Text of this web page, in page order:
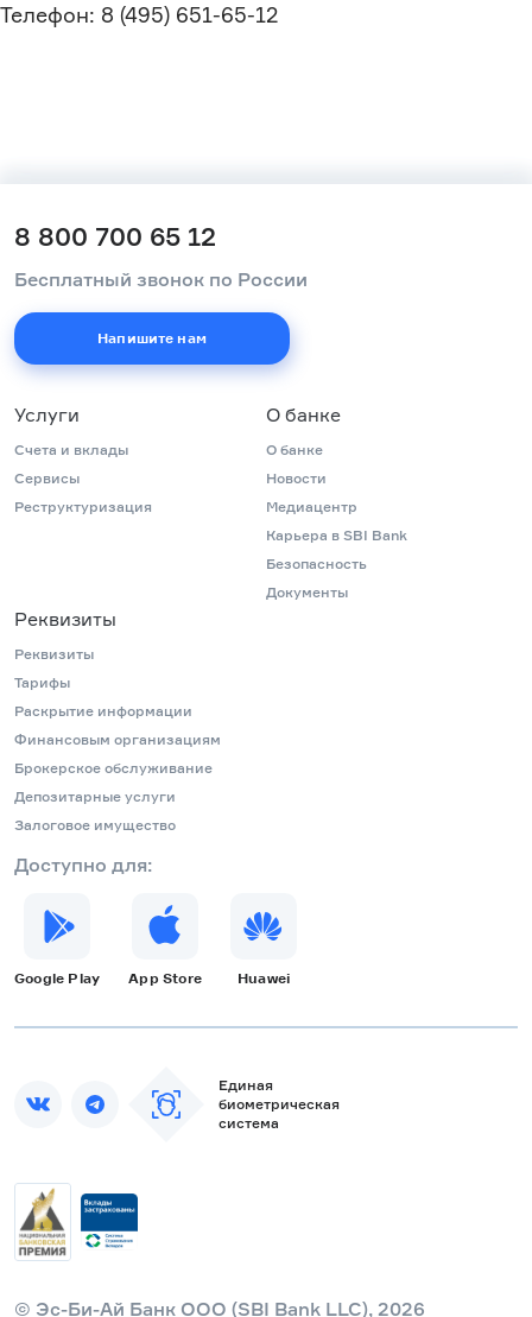
Телефон: 8 (495) 651-65-12
Услуги
Счета и вклады
Сервисы
Реструктуризация
О банке
О банке
Новости
Медиацентр
Карьера в SBI Bank
Безопасность
Документы
Реквизиты
Реквизиты
Тарифы
Раскрытие информации
Финансовым организациям
Брокерское обслуживание
Депозитарные услуги
Залоговое имущество
8 800 700 65 12
Бесплатный звонок по России
Напишите нам
Доступно для:
Google Play App Store Huawei
© Эс-Би-Ай Банк ООО (SBI Bank LLC), 2026
Единая
биометрическая
система